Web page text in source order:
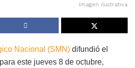
Imagen ilustrativa
Nacional (SMN) difundió el
este jueves 8 de octubre,